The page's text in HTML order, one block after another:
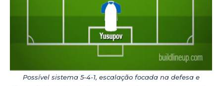
Possível sistema 5-4-1, escalação focada na defesa e